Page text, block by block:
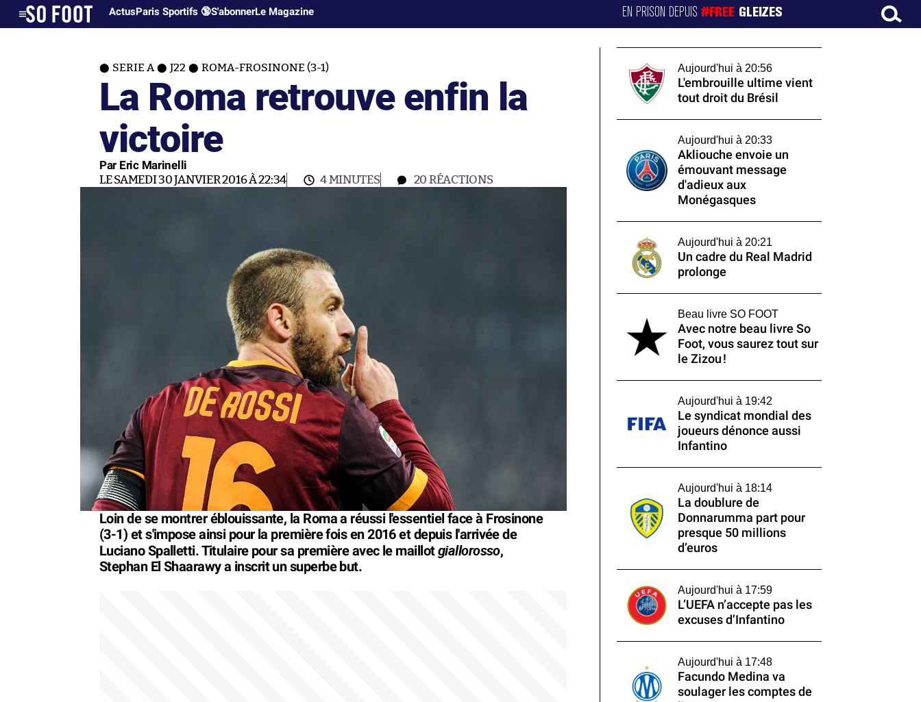
ActusParis Sportifs 🔞S'abonnerLe Magazine EN PRISON DEPUIS#FREE GLEIZES
SERIE A J22 ROMA-FROSINONE (3-1)
La Roma retrouve enfin la
victoire
Par Eric Marinelli
LE SAMEDI 30 JANVIER 2016 À 22:34 4 MINUTES 20 RÉACTIONS
Loin de se montrer éblouissante, la Roma a réussi l'essentiel face à Frosinone
(3-1) et s'impose ainsi pour la première fois en 2016 et depuis l'arrivée de
Luciano Spalletti. Titulaire pour sa première avec le maillotgiallorosso,
Stephan El Shaarawy a inscrit un superbe but.
Aujourd'hui à 20:56
L'embrouille ultime vient
tout droit du Brésil
Aujourd'hui à 20:33
Akliouche envoie un
émouvant message
d'adieux aux
Monégasques
Aujourd'hui à 20:21
Un cadre du Real Madrid
prolonge
Beau livre SO FOOT
Avec notre beau livre So
Foot, vous saurez tout sur
le Zizou !
Aujourd'hui à 19:42
Le syndicat mondial des
joueurs dénonce aussi
Infantino
Aujourd'hui à 18:14
La doublure de
Donnarumma part pour
presque 50 millions
d’euros
Aujourd'hui à 17:59
L’UEFA n’accepte pas les
excuses d’Infantino
Aujourd'hui à 17:48
Facundo Medina va
soulager les comptes de